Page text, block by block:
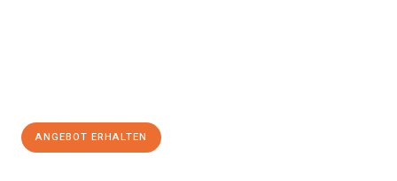
ANGEBOT ERHALTEN